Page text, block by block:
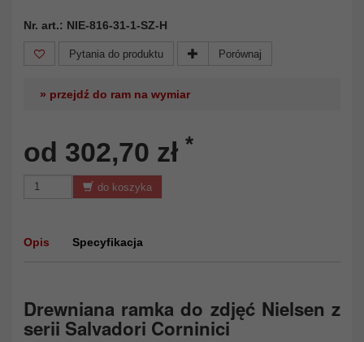
Nr. art.: NIE-816-31-1-SZ-H
Pytania do produktu Porównaj
» przejdź do ram na wymiar
od 302,70 zł *
do koszyka
Opis Specyfikacja
Drewniana ramka do zdjęć Nielsen z
serii Salvadori Corninici